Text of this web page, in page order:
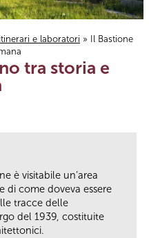
e laboratori » Il Bastione
tra storia e
è visitabile un’area
di come doveva essere
tracce delle
del 1939, costituite